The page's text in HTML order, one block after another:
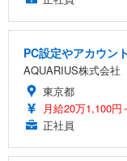
PC設定やアカウン
AQUARIUS株式会社
東京都
月給20万1,100円
正社員